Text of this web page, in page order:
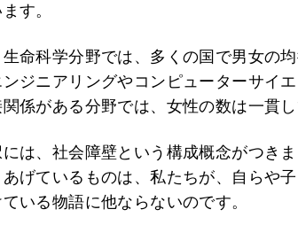
す。
生命科学分野では、多くの国で男女の
ンジニアリングやコンピューターサイ
係がある分野では、女性の数は一貫し
は、社会障壁という構成概念がつき
あげているものは、私たちが、自らや
いる物語に他ならないのです。